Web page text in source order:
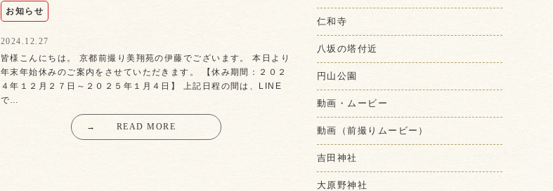
お知らせ
2024.12.27
皆様こんにちは。 京都前撮り美翔苑の伊藤でございます。 本日より
年末年始休みのご案内をさせていただきます。 【休み期間：２０２
４年１２月２７日～２０２５年１月４日】 上記日程の間は、LINE
で…
→ READ MORE
仁和寺
八坂の塔付近
円山公園
動画・ムービー
動画（前撮りムービー）
吉田神社
大原野神社